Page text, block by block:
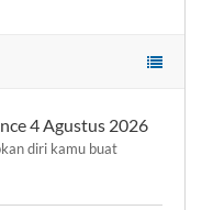
4 Agustus 2026
diri kamu buat